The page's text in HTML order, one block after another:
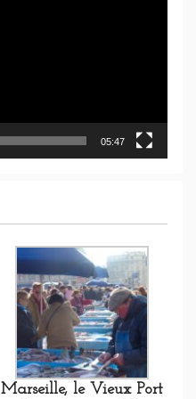
05:47
Marseille, le Vieux Port